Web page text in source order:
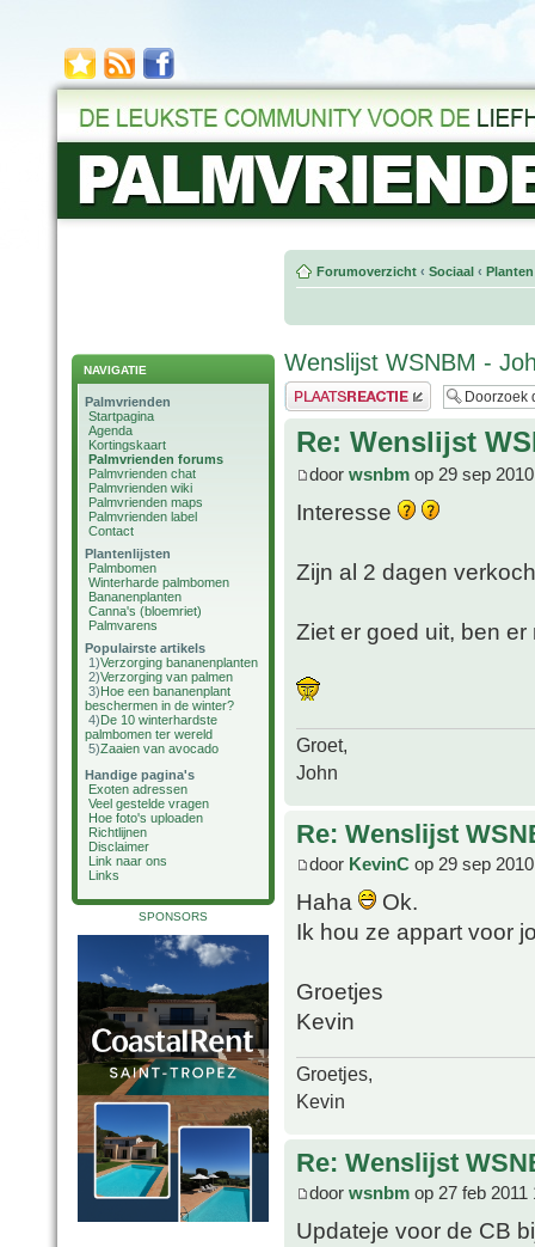
NAVIGATIE
Palmvrienden
Startpagina
Agenda
Kortingskaart
Palmvrienden forums
Palmvrienden chat
Palmvrienden wiki
Palmvrienden maps
Palmvrienden label
Contact
Plantenlijsten
Palmbomen
Winterharde palmbomen
Bananenplanten
Canna's (bloemriet)
Palmvarens
Populairste artikels
1)Verzorging bananenplanten
2)Verzorging van palmen
3)Hoe een bananenplant
beschermen in de winter?
4)De 10 winterhardste
palmbomen ter wereld
5)Zaaien van avocado
Handige pagina's
Exoten adressen
Veel gestelde vragen
Hoe foto's uploaden
Richtlijnen
Disclaimer
Link naar ons
Links
SPONSORS
Forumoverzicht ‹ Sociaal ‹
Wenslijst WSNBM -
Plaats een reactie
Re: Wenslijst
door wsnbm op 29 sep
Interesse
Zijn al 2 dagen
Ziet er goed uit, ben er
Groet,
John
Re: Wenslijst
door KevinC op 29 sep
Haha
Ok.
Ik hou ze appart voor
Groetjes
Kevin
Groetjes,
Kevin
Re: Wenslijst
door wsnbm op 27 feb 2011
Updateje voor de CB